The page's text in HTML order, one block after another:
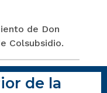
de Don
Colsubsidio.
de la